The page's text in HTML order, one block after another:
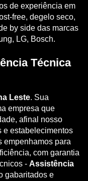
de experiência em
free, degelo seco,
by side das marcas
LG, Bosch.
Técnica
Leste. Sua
empresa que
afinal nosso
e estabelecimentos
empenhamos para
com garantia
- Assistência
gabaritados e